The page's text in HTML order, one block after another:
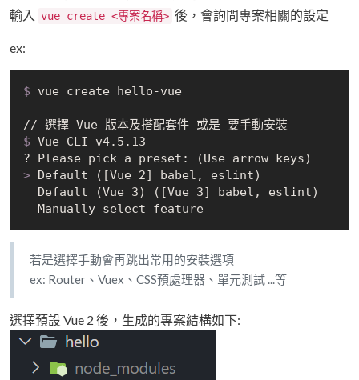
輸入
vue create <專案名稱> 後，會詢問專案相關的設定
ex:
$ vue create hello-vue
// 選擇 Vue 版本及搭配套件 或是 要手動安裝
$ Vue CLI v4.5.13
> Default ([Vue 2] babel, eslint)
  Manually select feature
若是選擇手動會再跳出常用的安裝選項
ex: Router、Vuex、CSS預處理器、單元測試 ...等
選擇預設 Vue 2 後，生成的專案結構如下: